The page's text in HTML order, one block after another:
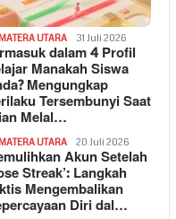
UTARA 31 Juli 2026
dalam 4 Profil
Manakah Siswa
Mengungkap
Tersembunyi Saat
Melal…
UTARA 20 Juli 2026
Akun Setelah
Streak’: Langkah
Mengembalikan
Diri dal…